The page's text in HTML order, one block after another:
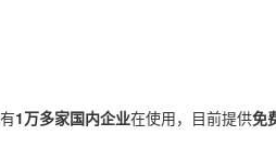
1万多家国内企业在使用，目前提供免